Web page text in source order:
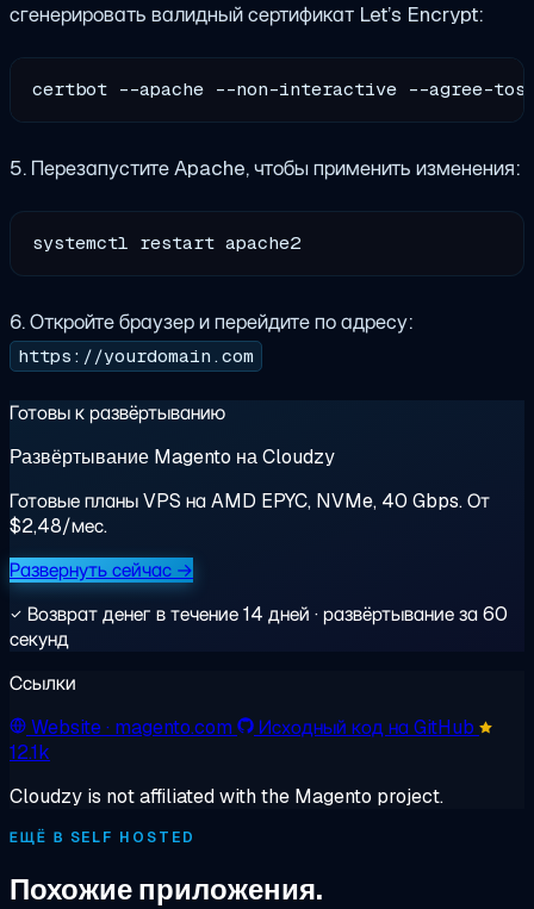
сгенерировать валидный сертификат Let’s Encrypt:
certbot --apache --non-interactive --agree-
5. Перезапустите Apache, чтобы применить изменения:
6. Откройте браузер и перейдите по адресу:
https://yourdomain.com
Готовы к развёртыванию
Развёртывание Magento на Cloudzy
Готовые планы VPS на AMD EPYC, NVMe, 40 Gbps. От
$2,48/мес.
Развернуть сейчас →
Возврат денег в течение 14 дней · развёртывание за 60
секунд
Ссылки
Website· magento.com
Исходный код на GitHub
12.1k
Cloudzy is not affiliated with the Magento project.
ЕЩЁ В SELF HOSTED
Похожие приложения.